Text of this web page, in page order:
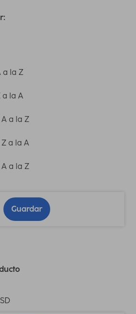
a la Z
a la A
a la Z
a la A
a la Z
Guardar